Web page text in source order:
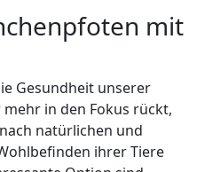
mit
Gesundheit unserer
in den Fokus rückt,
natürlichen und
ihrer Tiere